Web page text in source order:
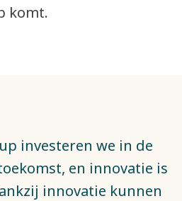
komt.
investeren we in de
en innovatie is
innovatie kunnen